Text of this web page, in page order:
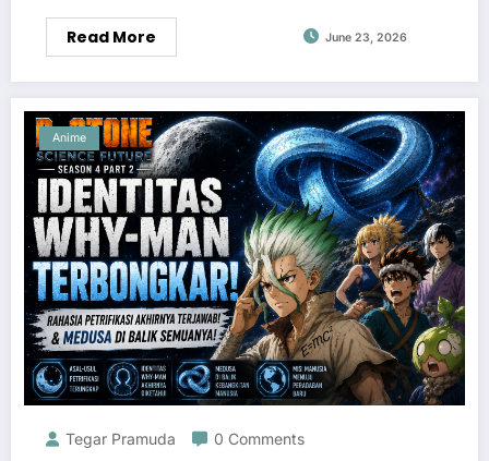
Read More June 23, 2026
Anime
Tegar Pramuda 0 Comments